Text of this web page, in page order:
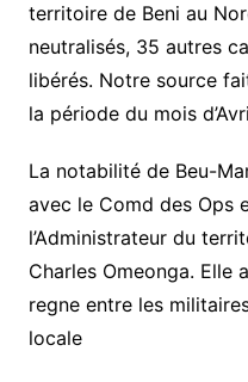
territoire de Beni au
neutralisés, 35 autres
libérés. Notre source
la période du mois
La notabilité de Beu-
avec le Comd des Ops
l’Administrateur du
Charles Omeonga. Elle
regne entre les
locale